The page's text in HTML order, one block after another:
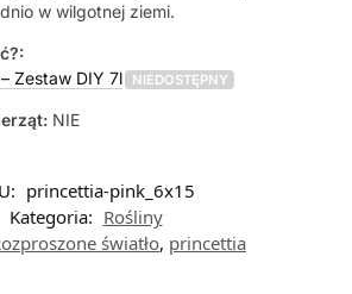
w wilgotnej ziemi.
Zestaw DIY 7l
NIEDOSTĘPNY
NIE
princettia-pink_6x15
Kategoria: Rośliny
światło, princettia